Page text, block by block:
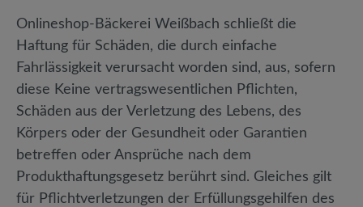
Onlineshop-Bäckerei Weißbach schließt die
Haftung für Schäden, die durch einfache
Fahrlässigkeit verursacht worden sind, aus, sofern
diese Keine vertragswesentlichen Pflichten,
Schäden aus der Verletzung des Lebens, des
Körpers oder der Gesundheit oder Garantien
betreffen oder Ansprüche nach dem
Produkthaftungsgesetz berührt sind. Gleiches gilt
für Pflichtverletzungen der Erfüllungsgehilfen des